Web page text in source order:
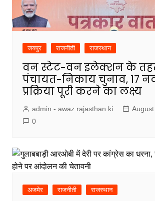
जयपुर राजनीती राजस्थान
वन स्टेट-वन इलेक्शन के
पंचायत-निकाय चुनाव, 17
प्रक्रिया पूरी करने का लक्ष्य
admin - awaz rajasthan ki
0
अजमेर राजनीती राजस्थान